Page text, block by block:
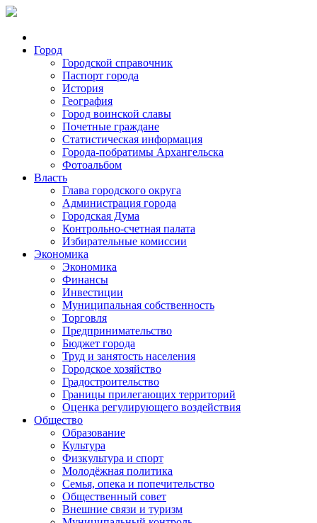
Город
Городской справочник
Паспорт города
История
География
Город воинской славы
Почетные граждане
Статистическая информация
Города-побратимы Архангельска
Фотоальбом
Власть
Глава городского округа
Администрация города
Городская Дума
Контрольно-счетная палата
Избирательные комиссии
Экономика
Экономика
Финансы
Инвестиции
Муниципальная собственность
Торговля
Предпринимательство
Бюджет города
Труд и занятость населения
Городское хозяйство
Градостроительство
Границы прилегающих территорий
Оценка регулирующего воздействия
Общество
Образование
Культура
Физкультура и спорт
Молодёжная политика
Семья, опека и попечительство
Общественный совет
Внешние связи и туризм